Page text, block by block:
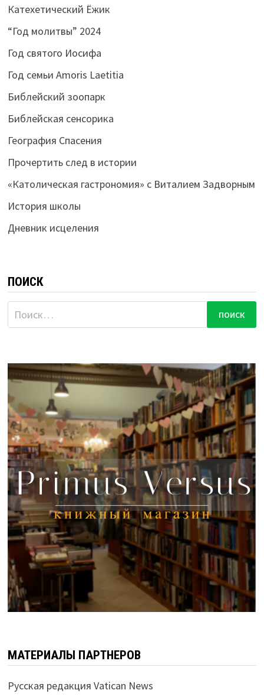
Катехетический Ёжик
“Год молитвы” 2024
Год святого Иосифа
Год семьи Amoris Laetitia
Библейский зоопарк
Библейская сенсорика
География Спасения
Прочертить след в истории
«Католическая гастрономия» с Виталием Задворным
История школы
Дневник исцеления
ПОИСК
Найти:
МАТЕРИАЛЫ ПАРТНЕРОВ
Русская редакция Vatican News